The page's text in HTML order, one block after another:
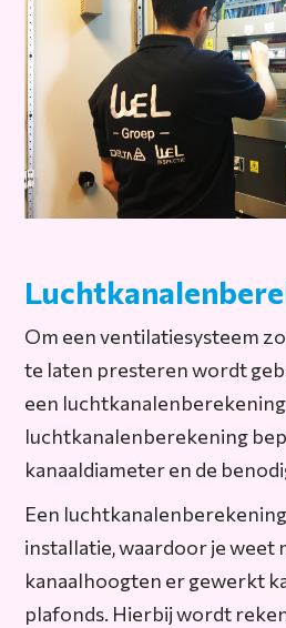
Om een ventilatiesysteem
te laten presteren wordt
een
luchtkanalenberekening
kanaaldiameter en de
Een
installatie, waardoor je weet
kanaalhoogten er gewerkt
plafonds. Hierbij wordt